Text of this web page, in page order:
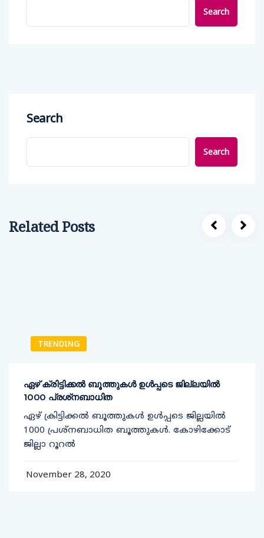
Search
Search
Search
Related Posts
TRENDING
ഏഴ് ക്രിട്ടിക്കല്‍ ബൂത്തുകള്‍ ഉള്‍പ്പടെ ജില്ലയില്‍
1000 പ്രശ്‌നബാധിത
ഏഴ് ക്രിട്ടിക്കല്‍ ബൂത്തുകള്‍ ഉള്‍പ്പടെ ജില്ലയില്‍
1000 പ്രശ്‌നബാധിത ബൂത്തുകള്‍. കോഴിക്കോട്
ജില്ലാ റൂറല്‍
November 28, 2020